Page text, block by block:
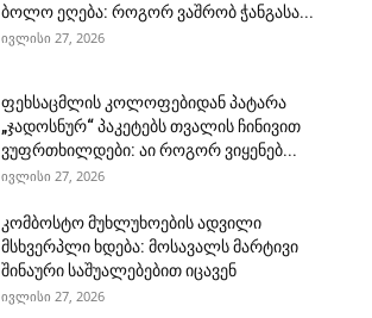
ბოლო ეღება: როგორ ვაშრობ ჭანგასა...
ივლისი 27, 2026
ფეხსაცმლის კოლოფებიდან პატარა
„ჯადოსნურ“ პაკეტებს თვალის ჩინივით
ვუფრთხილდები: აი როგორ ვიყენებ...
ივლისი 27, 2026
კომბოსტო მუხლუხოების ადვილი
მსხვერპლი ხდება: მოსავალს მარტივი
შინაური საშუალებებით იცავენ
ივლისი 27, 2026